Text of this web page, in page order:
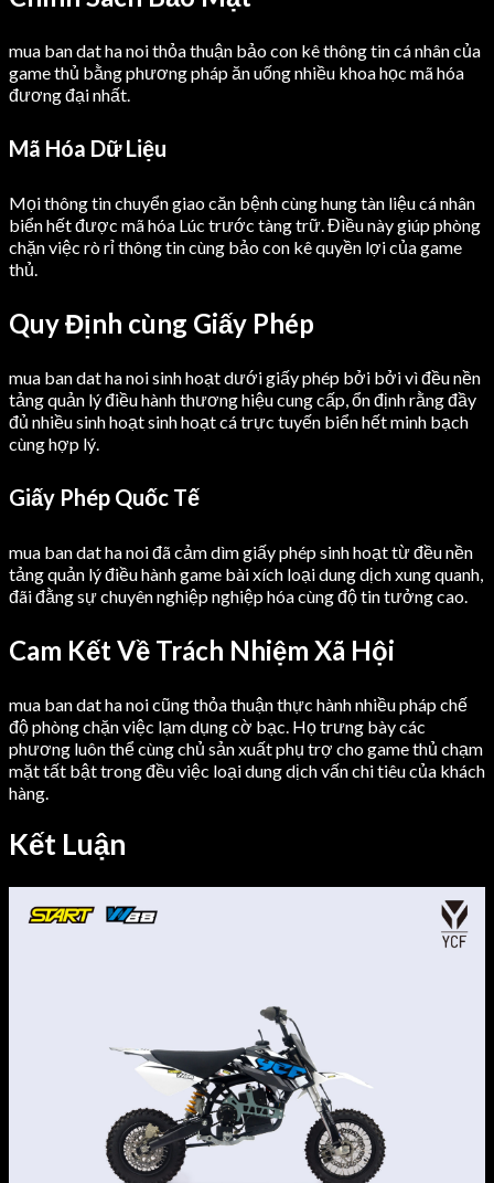
mua ban dat ha noi thỏa thuận bảo con kê thông tin cá nhân của
game thủ bằng phương pháp ăn uống nhiều khoa học mã hóa
đương đại nhất.
Mã Hóa Dữ Liệu
Mọi thông tin chuyển giao căn bệnh cùng hung tàn liệu cá nhân
biển hết được mã hóa Lúc trước tàng trữ. Điều này giúp phòng
chặn việc rò rỉ thông tin cùng bảo con kê quyền lợi của game
thủ.
Quy Định cùng Giấy Phép
mua ban dat ha noi sinh hoạt dưới giấy phép bởi bởi vì đều nền
tảng quản lý điều hành thương hiệu cung cấp, ổn định rằng đầy
đủ nhiều sinh hoạt sinh hoạt cá trực tuyến biển hết minh bạch
cùng hợp lý.
Giấy Phép Quốc Tế
mua ban dat ha noi đã cảm dìm giấy phép sinh hoạt từ đều nền
tảng quản lý điều hành game bài xích loại dung dịch xung quanh,
đãi đằng sự chuyên nghiệp nghiệp hóa cùng độ tin tưởng cao.
Cam Kết Về Trách Nhiệm Xã Hội
mua ban dat ha noi cũng thỏa thuận thực hành nhiều pháp chế
độ phòng chặn việc lạm dụng cờ bạc. Họ trưng bày các
phương luôn thể cùng chủ sản xuất phụ trợ cho game thủ chạm
mặt tất bật trong đều việc loại dung dịch vấn chi tiêu của khách
hàng.
Kết Luận